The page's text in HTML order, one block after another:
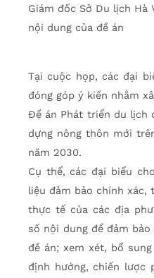
Giám đốc Sở Du lịch Hà
nội dung của đề án
Tại cuộc họp, các đại
đóng góp ý kiến nhằm
Đề án Phát triển du lịch
dựng nông thôn mới
năm 2030.
Cụ thể, các đại biểu
liệu đảm bảo chính xác,
thực tế của các địa
số nội dung để đảm
đề án; xem xét, bổ
định hướng, chiến lược